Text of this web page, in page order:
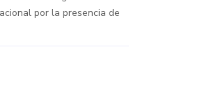
por la presencia de